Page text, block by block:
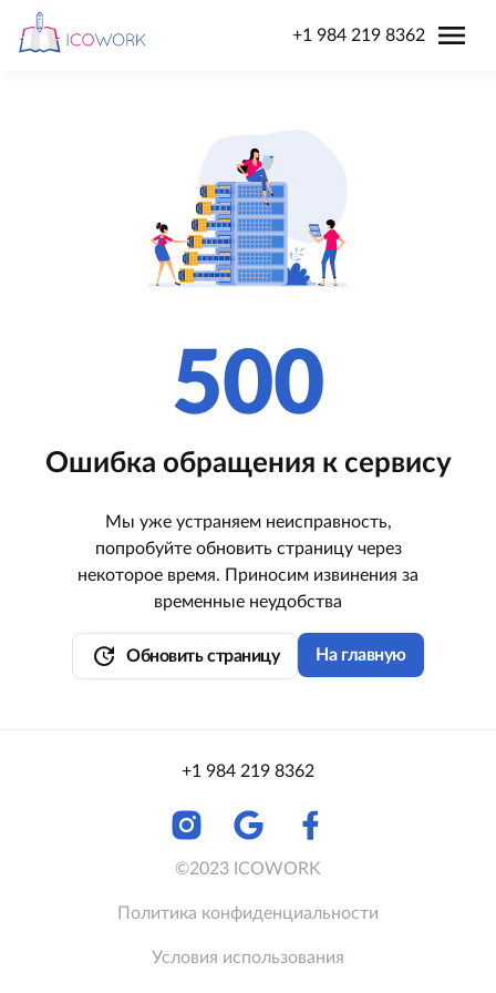
+1 984 219 8362 menu
500
Ошибка обращения к сервису
Мы уже устраняем неисправность,
попробуйте обновить страницу через
некоторое время. Приносим извинения за
временные неудобства
update Обновить страницу На главную
+1 984 219 8362
©2023 ICOWORK
Политика конфиденциальности
Условия использования